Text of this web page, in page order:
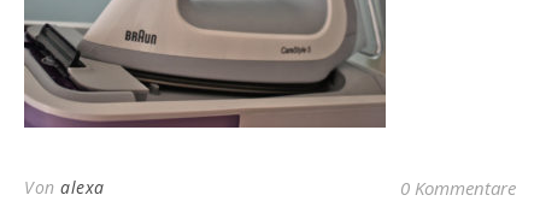
Von alexa 0 Kommentare